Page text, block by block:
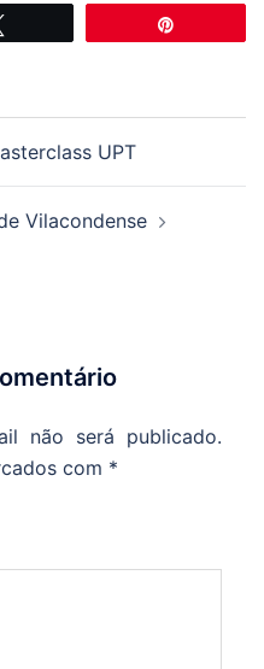
UPT
Vilacondense
não será publicado.
com *